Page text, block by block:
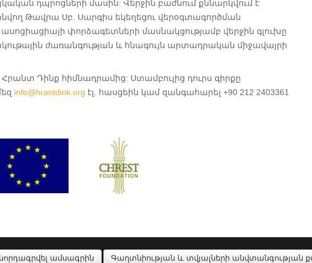
դպրոցների մասին: Վերջին բաժնում քննարկվում է
Թավրա Սբ. Սարգիս եկեղեցու վերօգտագործման
փորձագետների մասնակցությամբ վերջին գլուխը
ժառանգության և հնագույն արտադրական միջավայրի
Հրանտ Դինք հիմնադրամից: Ստամբուլից դուրս գիրքը
info@hrantdink.org էլ. հասցեին կամ զանգահարել +90 212 2403361
ամսագրին Գաղտնիության և տվյալների անվտանգության